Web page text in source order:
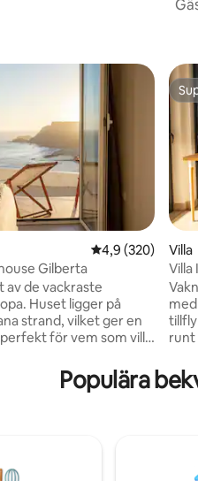
4,9 av 5 i
4,9 (320)
Gilberta
av de vackraste
på
strand, vilket ger en
för vem som vill
vid havet. Arrifana
den perfekta platsen för
referens för
Villa
Villa
runt
Populära